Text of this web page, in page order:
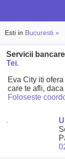
Esti in Bucuresti »
Servicii
Tei.
Eva City iti
care te afli,
Foloseste